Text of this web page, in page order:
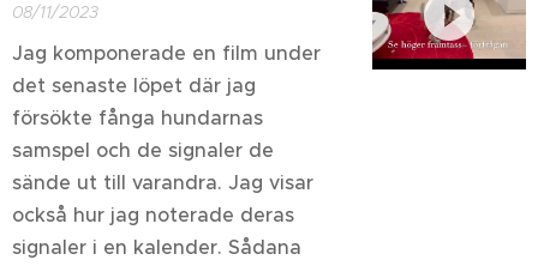
08/11/2023
Jag komponerade en film under
det senaste löpet där jag
försökte fånga hundarnas
samspel och de signaler de
sände ut till varandra. Jag visar
också hur jag noterade deras
signaler i en kalender. Sådana